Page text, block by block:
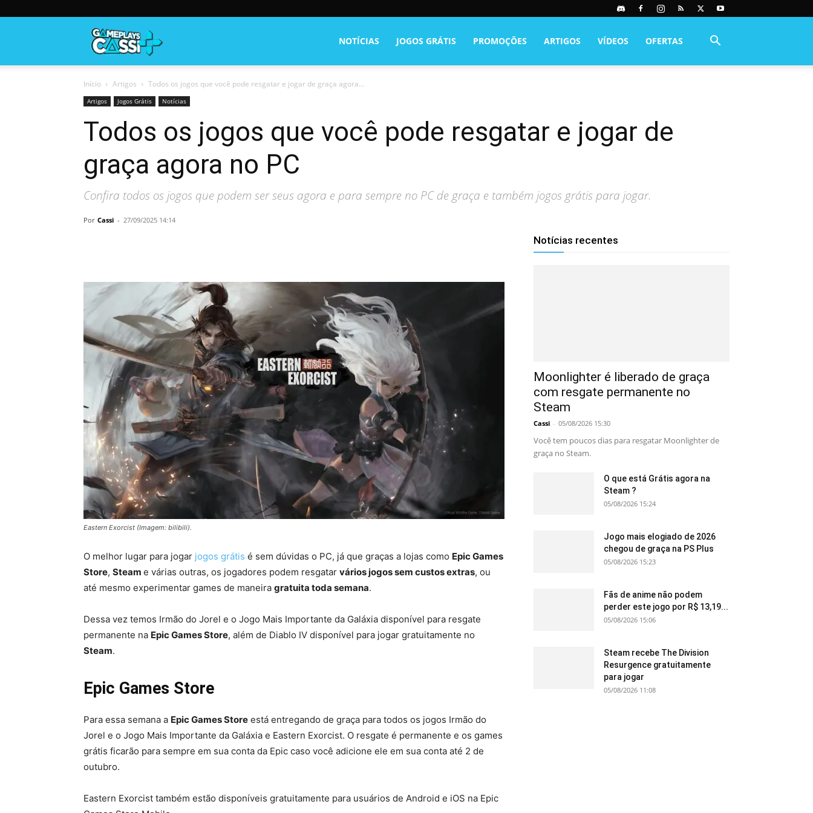
NOTÍCIAS JOGOS GRÁTIS PROMOÇÕES ARTIGOS VÍDEOS OFERTAS
Início Artigos Todos os jogos que você pode resgatar e jogar de graça agora...
Artigos Jogos Grátis Notícias
Todos os jogos que você pode resgatar e jogar de
graça agora no PC
Confira todos os jogos que podem ser seus agora e para sempre no PC de graça e também jogos grátis para jogar.
Por Cassi - 27/09/2025 14:14
Eastern Exorcist (Imagem: bilibili).
O melhor lugar para jogar jogos grátis é sem dúvidas o PC, já que graças a lojas como Epic Games
Store, Steam e várias outras, os jogadores podem resgatar vários jogos sem custos extras, ou
até mesmo experimentar games de maneira gratuita toda semana.
Dessa vez temos Irmão do Jorel e o Jogo Mais Importante da Galáxia disponível para resgate
permanente na Epic Games Store, além de Diablo IV disponível para jogar gratuitamente no
Steam.
Epic Games Store
Para essa semana a Epic Games Store está entregando de graça para todos os jogos Irmão do
Jorel e o Jogo Mais Importante da Galáxia e Eastern Exorcist. O resgate é permanente e os games
grátis ficarão para sempre em sua conta da Epic caso você adicione ele em sua conta até 2 de
outubro.
Eastern Exorcist também estão disponíveis gratuitamente para usuários de Android e iOS na Epic
Notícias recentes
Moonlighter é liberado de graça
com resgate permanente no
Steam
Cassi - 05/08/2026 15:30
Você tem poucos dias para resgatar Moonlighter de
graça no Steam.
O que está Grátis agora na
Steam ?
05/08/2026 15:24
Jogo mais elogiado de 2026
chegou de graça na PS Plus
05/08/2026 15:23
Fãs de anime não podem
perder este jogo por R$ 13,19...
05/08/2026 15:06
Steam recebe The Division
Resurgence gratuitamente
para jogar
05/08/2026 11:08